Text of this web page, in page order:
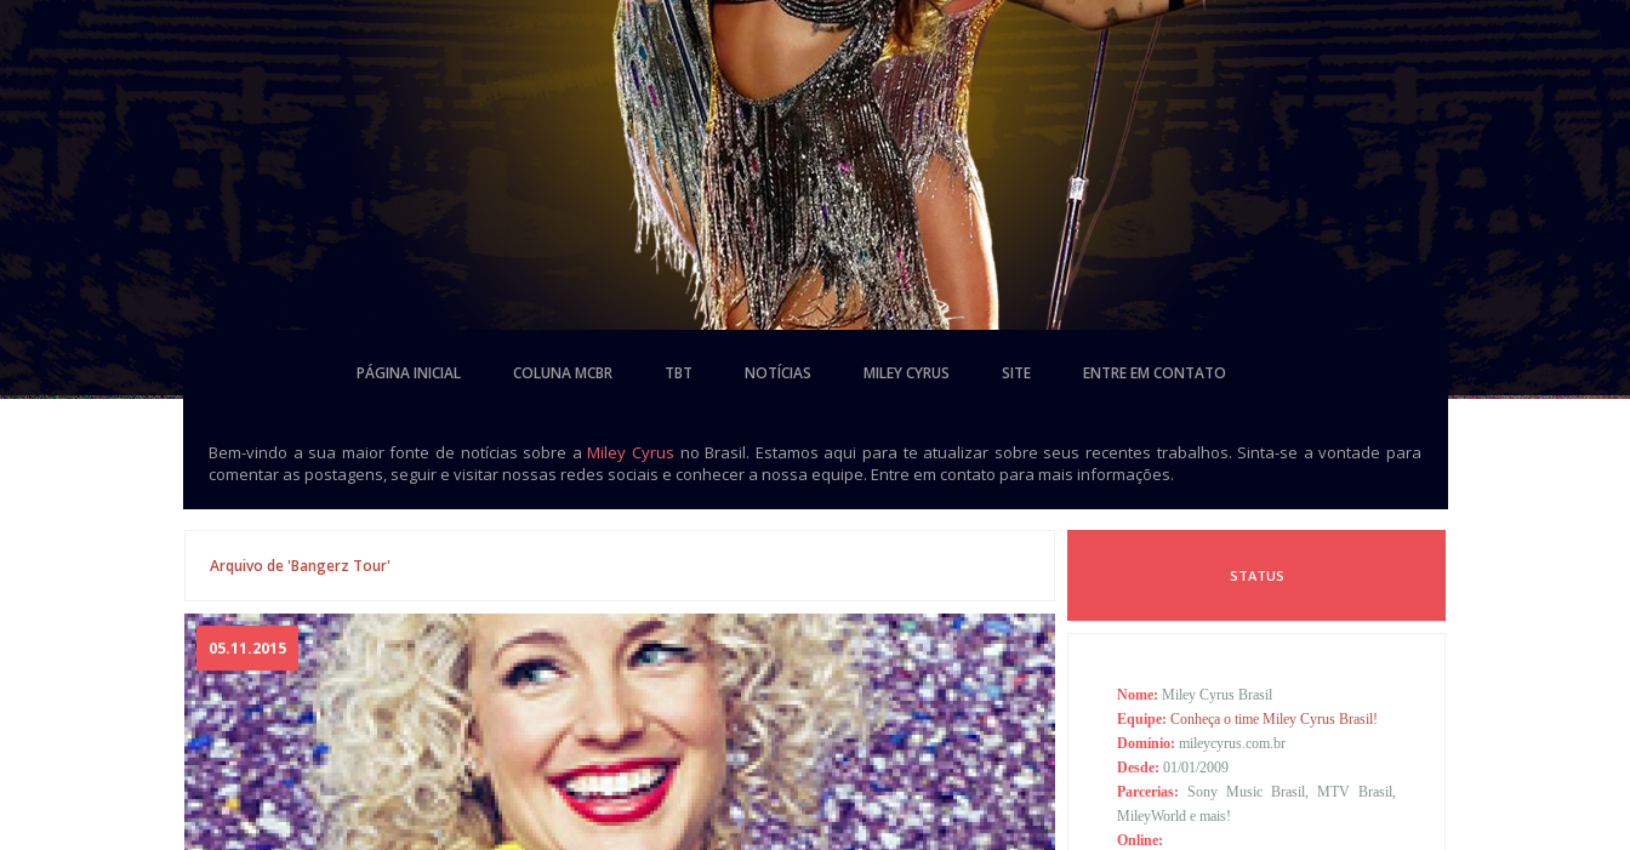
PÁGINA INICIAL COLUNA MCBR TBT NOTÍCIAS MILEY CYRUS SITE ENTRE EM CONTATO
Bem-vindo a sua maior fonte de notícias sobre aMiley Cyrus no Brasil. Estamos aqui para te atualizar sobre seus recentes trabalhos. Sinta-se a vontade para
comentar as postagens, seguir e visitar nossas redes sociais e conhecer a nossa equipe. Entre em contato para mais informações.
Arquivo de 'Bangerz Tour'
05.11.2015
STATUS
Nome: Miley Cyrus Brasil
Equipe: Conheça o time Miley Cyrus Brasil!
Domínio: mileycyrus.com.br
Desde: 01/01/2009
Parcerias: Sony Music Brasil, MTV Brasil,
MileyWorld e mais!
Online: